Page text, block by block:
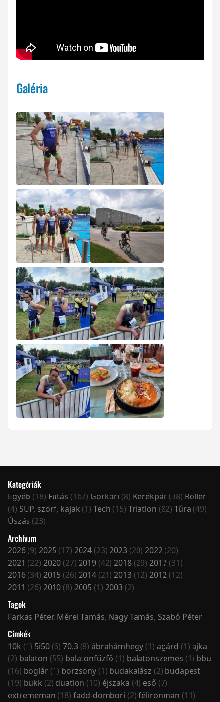
Galéria
Kategóriák
Egyéb (18) Futás (162) Görkori (8) Kerékpár (38) Roller
(4) SUP, szörf, kajak (1) Tech (15) Triatlon (82) Túra (49)
Úszás (23)
Archívum
2026 (9) 2025 (17) 2024 (23) 2023 (20) 2022 (20)
2021 (22) 2020 (27) 2019 (42) 2018 (29) 2017 (31)
2016 (34) 2015 (26) 2014 (21) 2013 (12) 2012 (12)
2011 (26) 2010 (8) 2005 (1) 2003 (2)
Tagok
Farkas Péter, Mérei Tamás, Nagy Tamás, Szabó Péter
Címkék
10k (1) 5i50 (6) 70.3 (8) ábrahámhegy (1) agárd (1) ajka
(2) balaton (55) balatonfűzfő (1) balatonszemes (1) bbu
(16) boglár (1) börzsöny (1) budakalász (2) budapest
(19) bükk (2) duatlon (10) éjszaka (4) eső (7)
extrememan (18) fadd-dombori (2) félironman (11)